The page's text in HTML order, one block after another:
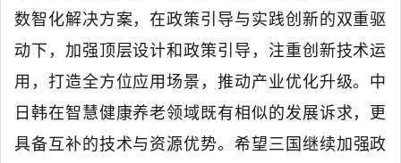
数智化解决方案，在政策引导与实践创新的双重驱
动下，加强顶层设计和政策引导，注重创新技术运
用，打造全方位应用场景，推动产业优化升级。 中
日韩在智慧健康养老领域既有相似的发展诉求，更
具备互补的技术与资源优势。希望三国继续加强政